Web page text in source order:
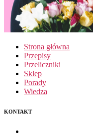
Strona główna
Przepisy
Przeliczniki
Sklep
Porady
Wiedza
KONTAKT